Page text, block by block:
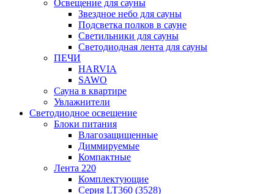
Освещение для сауны
Звездное небо для сауны
Подсветка полков в сауне
Светильники для сауны
Светодиодная лента для сауны
ПЕЧИ
HARVIA
SAWO
Сауна в квартире
Увлажнители
Светодиодное освещение
Блоки питания
Влагозащищенные
Диммируемые
Компактные
Лента 220
Комплектующие
Серия LT360 (3528)